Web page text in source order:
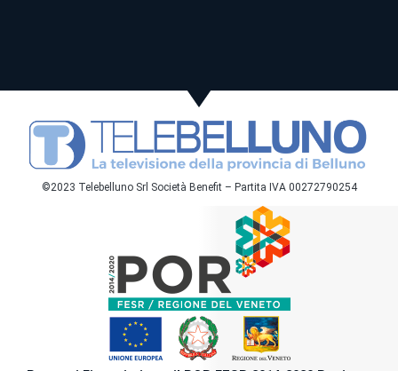
©2023 Telebelluno Srl Società Benefit – Partita IVA 00272790254